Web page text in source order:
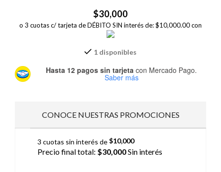
$30,000
o 3 cuotas c/ tarjeta de DÉBITO SIN interés de: $10,000.00 con
1 disponibles
Hasta 12 pagos sin tarjeta con Mercado Pago.
Saber más
CONOCE NUESTRAS PROMOCIONES
3 cuotas sin interés de$10,000
Precio final total: $30,000Sin interés